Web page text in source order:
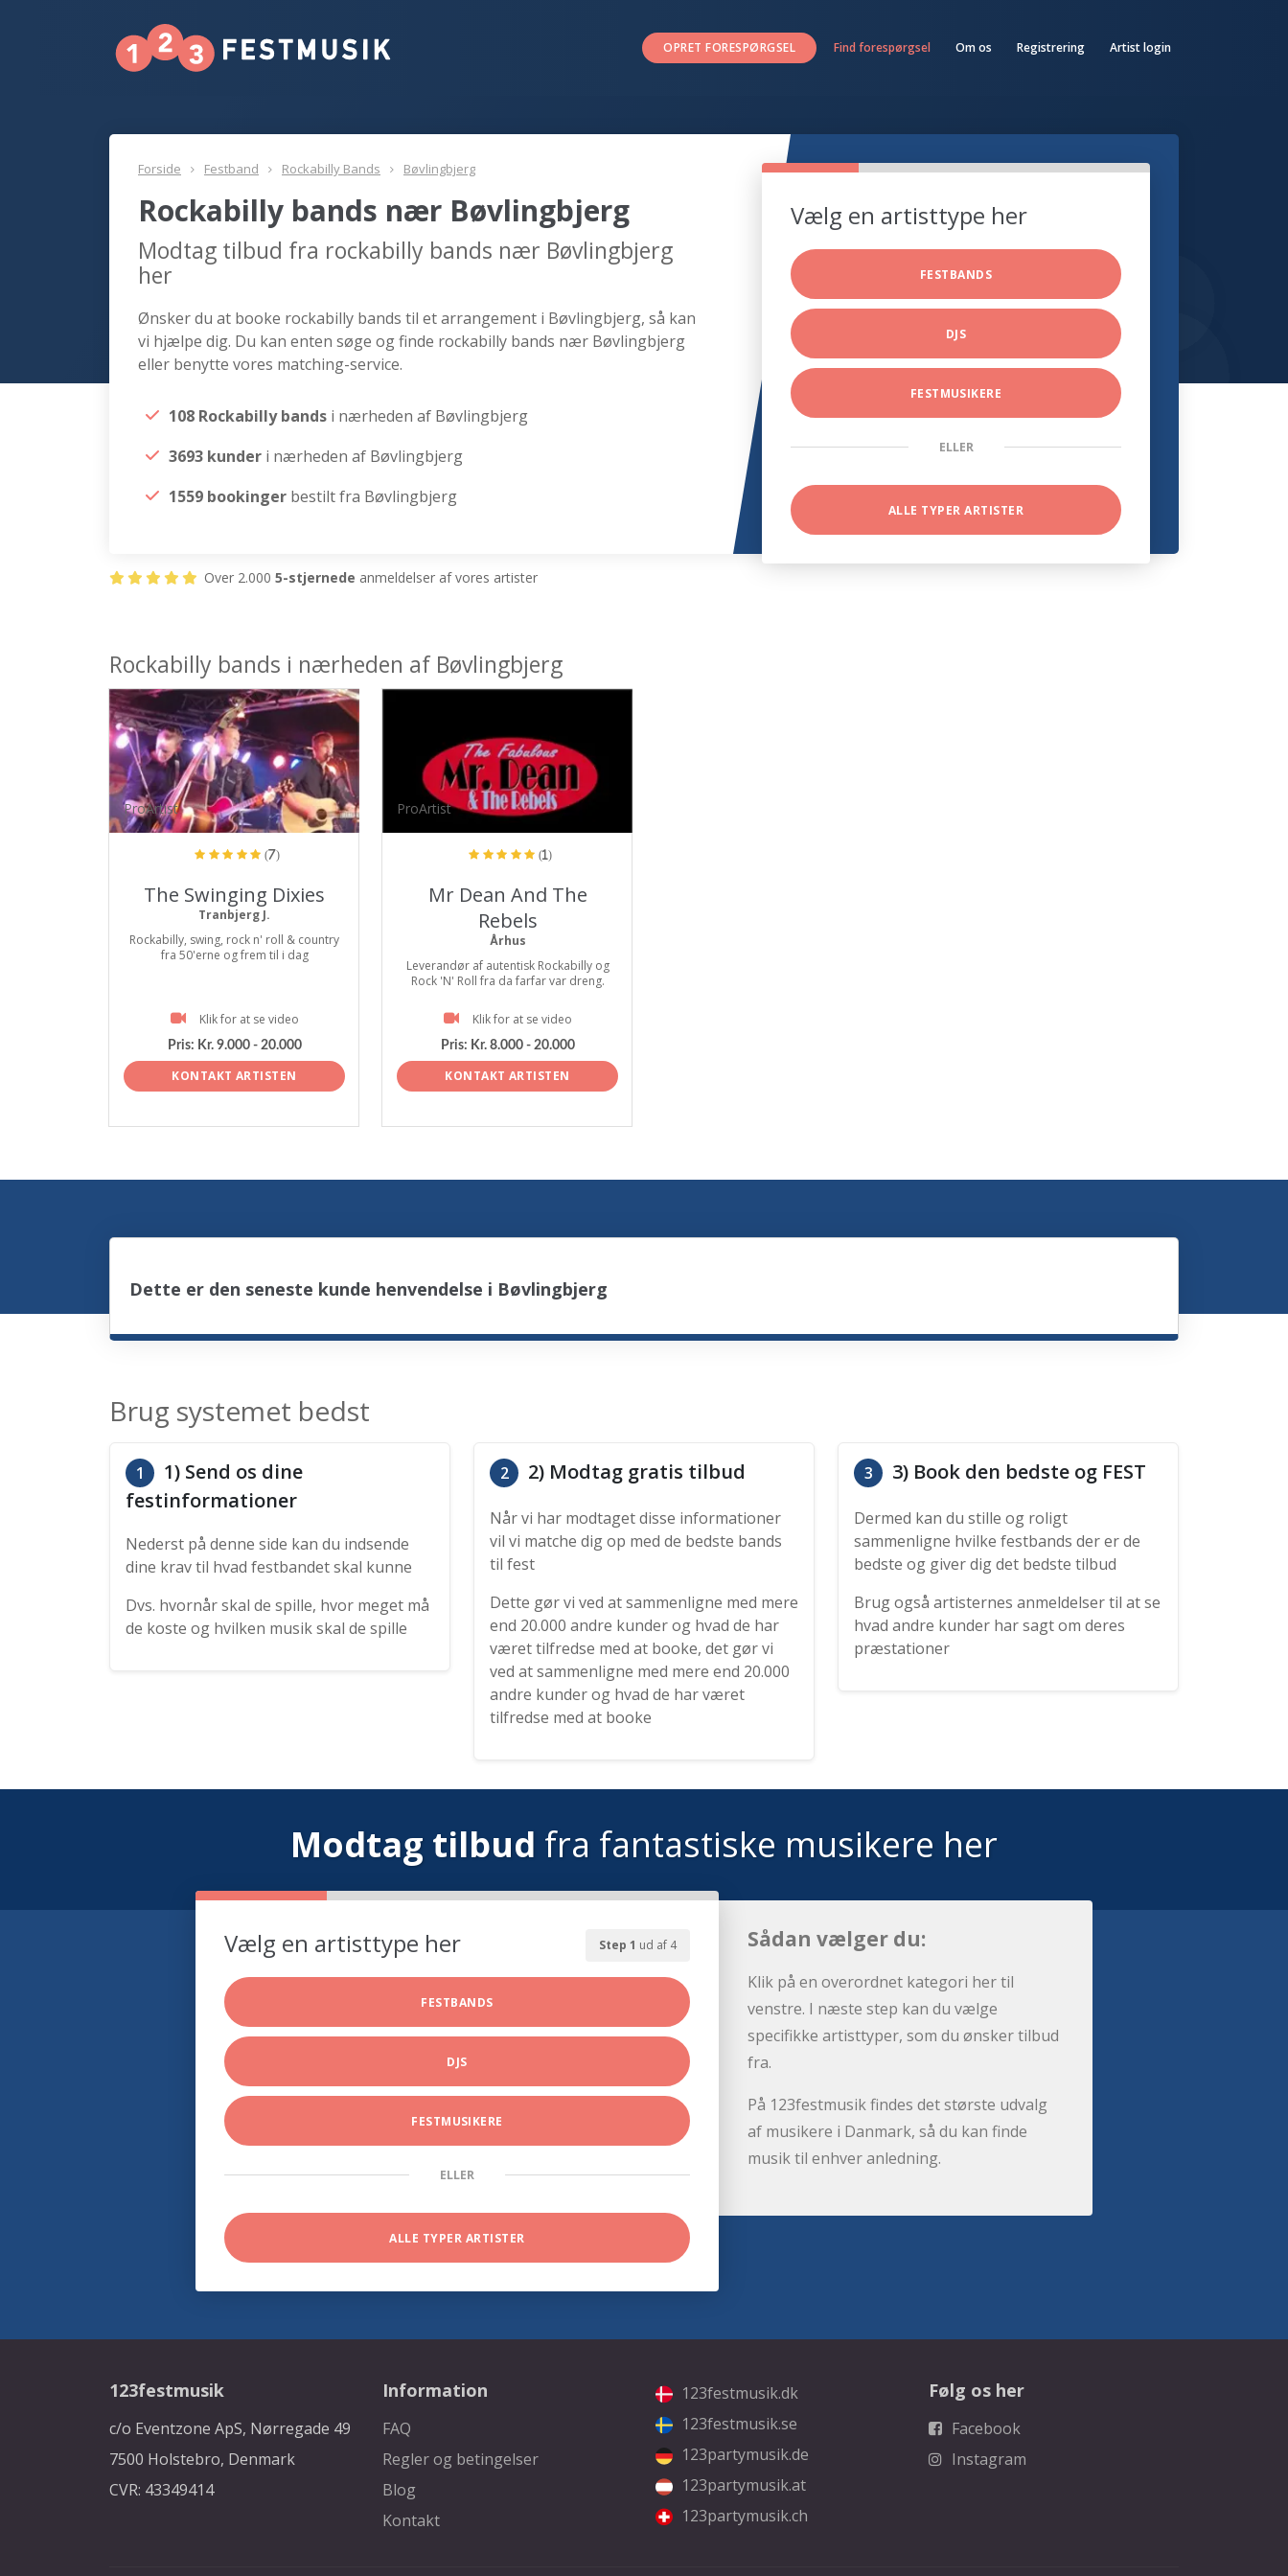
OPRET FORESPØRGSEL Find forespørgsel Om os Registrering Artist login
Forside Festband Rockabilly Bands Bøvlingbjerg
Rockabilly bands nær Bøvlingbjerg
Modtag tilbud fra rockabilly bands nær Bøvlingbjerg
her
Ønsker du at booke rockabilly bands til et arrangement i Bøvlingbjerg, så kan
vi hjælpe dig. Du kan enten søge og finde rockabilly bands nær Bøvlingbjerg
eller benytte vores matching-service.
108 Rockabilly bands i nærheden af Bøvlingbjerg
3693 kunder i nærheden af Bøvlingbjerg
1559 bookinger bestilt fra Bøvlingbjerg
Vælg en artisttype her
FESTBANDS
DJS
FESTMUSIKERE
ELLER
ALLE TYPER ARTISTER
Over 2.000 5-stjernede anmeldelser af vores artister
Rockabilly bands i nærheden af Bøvlingbjerg
ProArtist
(7)
The Swinging Dixies
Tranbjerg J.
Rockabilly, swing, rock n' roll & country
fra 50'erne og frem til i dag
Klik for at se video
Pris: Kr. 9.000 - 20.000
KONTAKT ARTISTEN
ProArtist
(1)
Mr Dean And The
Rebels
Århus
Leverandør af autentisk Rockabilly og
Rock 'N' Roll fra da farfar var dreng.
Klik for at se video
Pris: Kr. 8.000 - 20.000
KONTAKT ARTISTEN
Dette er den seneste kunde henvendelse i Bøvlingbjerg
Brug systemet bedst
1
1) Send os dine
festinformationer
Nederst på denne side kan du indsende
dine krav til hvad festbandet skal kunne
Dvs. hvornår skal de spille, hvor meget må
de koste og hvilken musik skal de spille
2 2) Modtag gratis tilbud
Når vi har modtaget disse informationer
vil vi matche dig op med de bedste bands
til fest
Dette gør vi ved at sammenligne med mere
end 20.000 andre kunder og hvad de har
været tilfredse med at booke, det gør vi
ved at sammenligne med mere end 20.000
andre kunder og hvad de har været
tilfredse med at booke
3 3) Book den bedste og FEST
Dermed kan du stille og roligt
sammenligne hvilke festbands der er de
bedste og giver dig det bedste tilbud
Brug også artisternes anmeldelser til at se
hvad andre kunder har sagt om deres
præstationer
Modtag tilbud fra fantastiske musikere her
Step 1 ud af 4
Vælg en artisttype her
FESTBANDS
DJS
FESTMUSIKERE
ELLER
ALLE TYPER ARTISTER
Sådan vælger du:
Klik på en overordnet kategori her til
venstre. I næste step kan du vælge
specifikke artisttyper, som du ønsker tilbud
fra.
På 123festmusik findes det største udvalg
af musikere i Danmark, så du kan finde
musik til enhver anledning.
123festmusik
c/o Eventzone ApS, Nørregade 49
7500 Holstebro, Denmark
CVR: 43349414
Information
FAQ
Regler og betingelser
Blog
Kontakt
123festmusik.dk
123festmusik.se
123partymusik.de
123partymusik.at
123partymusik.ch
Følg os her
Facebook
Instagram